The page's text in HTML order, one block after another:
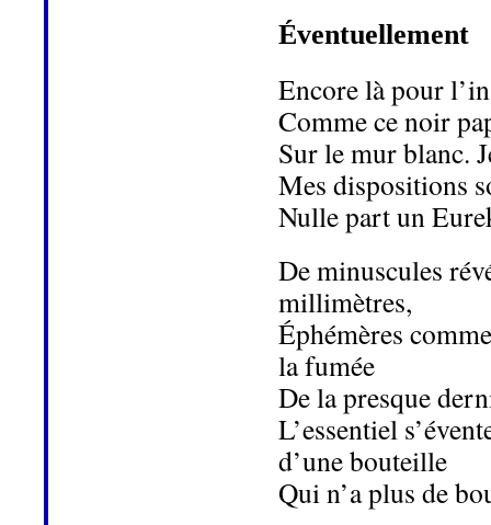
Éventuellement
Encore là pour
Comme ce noir
Sur le mur blanc.
Mes dispositions
Nulle part un
De minuscules
millimètres,
Éphémères
la fumée
De la presque
L’essentiel
d’une bouteille
Qui n’a plus de